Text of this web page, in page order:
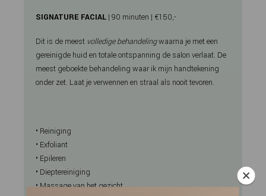
SIGNATURE FACIAL | 90 minuten | €150,-
Dit is de meest volledige behandelingwaarna je met een
gereinigde huid en totale ontspanning de salon verlaat. De
meest geboekte behandeling waar ik mijn handtekening
onder zet. Laat je verwennen en straal als nooit tevoren.
• Reiniging
• Exfoliant
• Epileren
• Dieptereiniging
• Massage van het gezicht